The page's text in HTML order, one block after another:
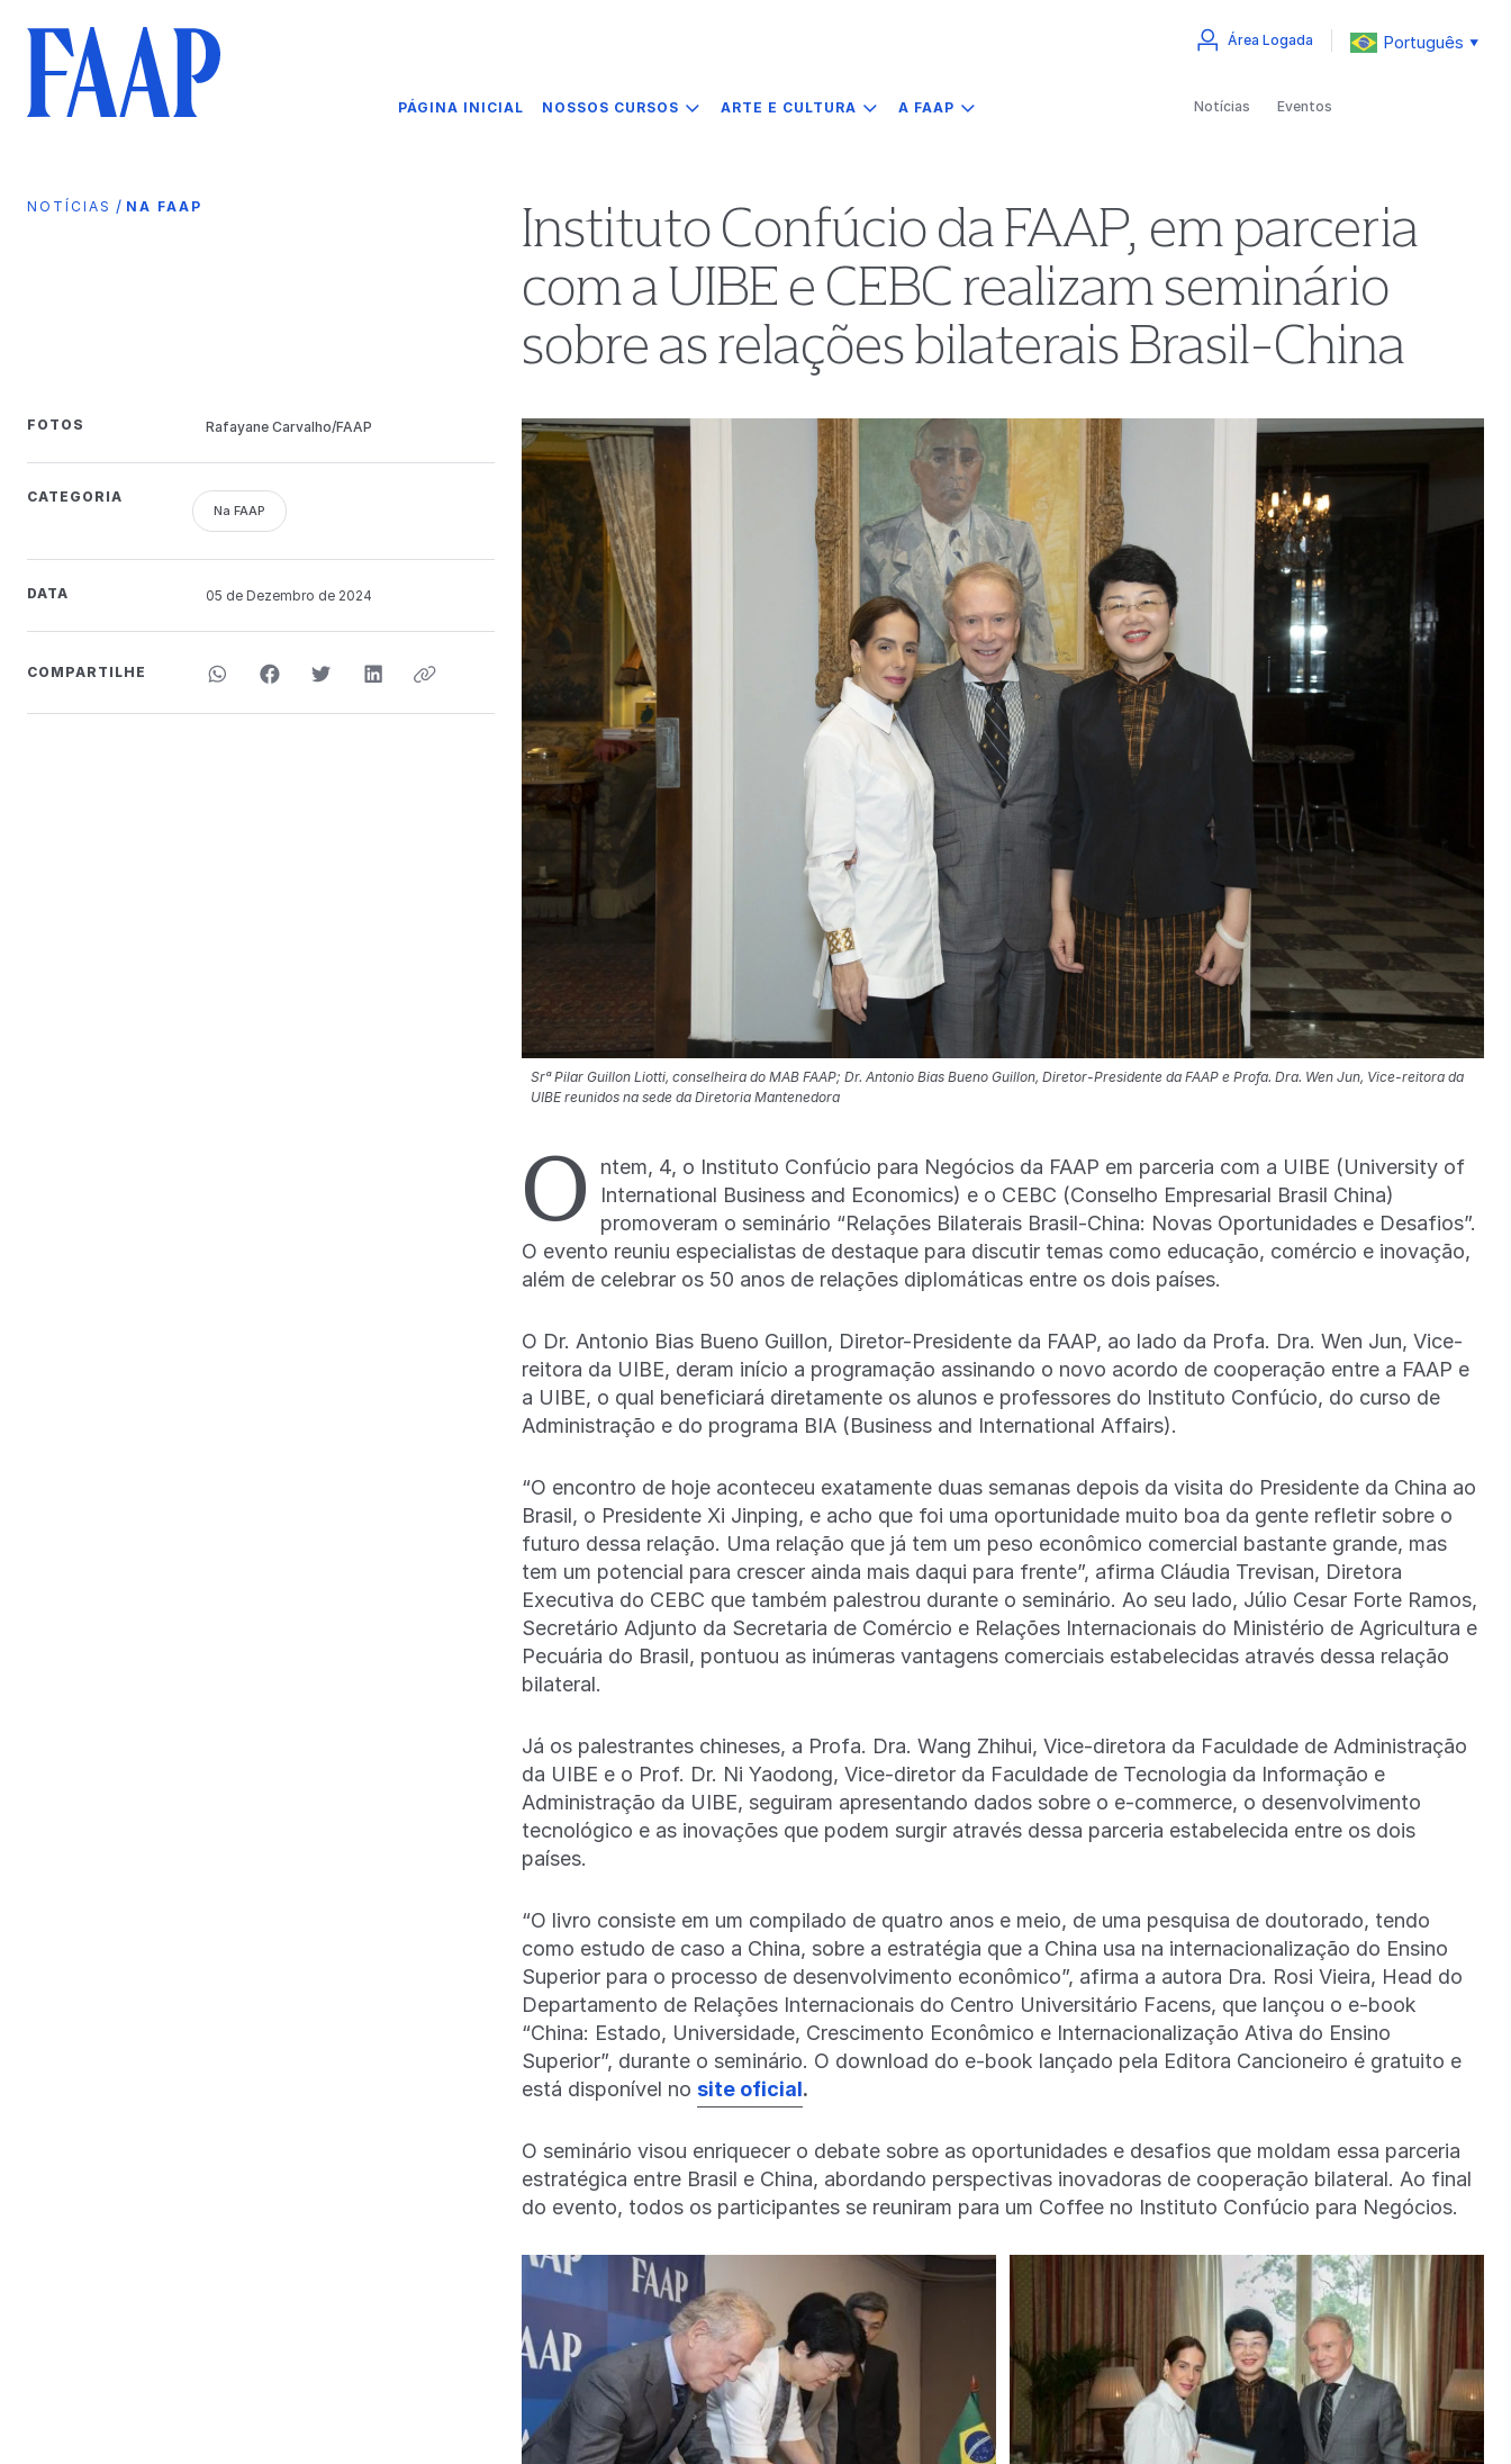
PÁGINA INICIAL NOSSOS CURSOS ARTE E CULTURA A FAAP
Área Logada Português ▼
Notícias Eventos
NOTÍCIAS / NA FAAP
Instituto Confúcio da FAAP, em parceria
com a UIBE e CEBC realizam seminário
sobre as relações bilaterais Brasil-China
FOTOS Rafayane Carvalho/FAAP
CATEGORIA
Na FAAP
DATA 05 de Dezembro de 2024
COMPARTILHE
Srᵃ Pilar Guillon Liotti, conselheira do MAB FAAP; Dr. Antonio Bias Bueno Guillon, Diretor-Presidente da FAAP e Profa. Dra. Wen Jun, Vice-reitora da
UIBE reunidos na sede da Diretoria Mantenedora
O
ntem, 4, o Instituto Confúcio para Negócios da FAAP em parceria com a UIBE (University of
International Business and Economics) e o CEBC (Conselho Empresarial Brasil China)
promoveram o seminário “Relações Bilaterais Brasil-China: Novas Oportunidades e Desafios”.
O evento reuniu especialistas de destaque para discutir temas como educação, comércio e inovação,
além de celebrar os 50 anos de relações diplomáticas entre os dois países.
O Dr. Antonio Bias Bueno Guillon, Diretor-Presidente da FAAP, ao lado da Profa. Dra. Wen Jun, Vice-
reitora da UIBE, deram início a programação assinando o novo acordo de cooperação entre a FAAP e
a UIBE, o qual beneficiará diretamente os alunos e professores do Instituto Confúcio, do curso de
Administração e do programa BIA (Business and International Affairs).
“O encontro de hoje aconteceu exatamente duas semanas depois da visita do Presidente da China ao
Brasil, o Presidente Xi Jinping, e acho que foi uma oportunidade muito boa da gente refletir sobre o
futuro dessa relação. Uma relação que já tem um peso econômico comercial bastante grande, mas
tem um potencial para crescer ainda mais daqui para frente”, afirma Cláudia Trevisan, Diretora
Executiva do CEBC que também palestrou durante o seminário. Ao seu lado, Júlio Cesar Forte Ramos,
Secretário Adjunto da Secretaria de Comércio e Relações Internacionais do Ministério de Agricultura e
Pecuária do Brasil, pontuou as inúmeras vantagens comerciais estabelecidas através dessa relação
bilateral.
Já os palestrantes chineses, a Profa. Dra. Wang Zhihui, Vice-diretora da Faculdade de Administração
da UIBE e o Prof. Dr. Ni Yaodong, Vice-diretor da Faculdade de Tecnologia da Informação e
Administração da UIBE, seguiram apresentando dados sobre o e-commerce, o desenvolvimento
tecnológico e as inovações que podem surgir através dessa parceria estabelecida entre os dois
países.
“O livro consiste em um compilado de quatro anos e meio, de uma pesquisa de doutorado, tendo
como estudo de caso a China, sobre a estratégia que a China usa na internacionalização do Ensino
Superior para o processo de desenvolvimento econômico”, afirma a autora Dra. Rosi Vieira, Head do
Departamento de Relações Internacionais do Centro Universitário Facens, que lançou o e-book
“China: Estado, Universidade, Crescimento Econômico e Internacionalização Ativa do Ensino
Superior”, durante o seminário. O download do e-book lançado pela Editora Cancioneiro é gratuito e
está disponível no site oficial.
O seminário visou enriquecer o debate sobre as oportunidades e desafios que moldam essa parceria
estratégica entre Brasil e China, abordando perspectivas inovadoras de cooperação bilateral. Ao final
do evento, todos os participantes se reuniram para um Coffee no Instituto Confúcio para Negócios.